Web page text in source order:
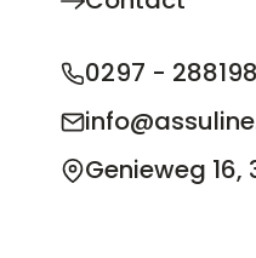
0297 - 288198
Genieweg 16,